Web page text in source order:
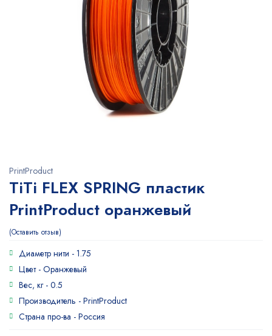
PrintProduct
TiTi FLEX SPRING пластик
PrintProduct оранжевый
Оставить отзыв
Диаметр нити - 1.75
Цвет - Оранжевый
Вес, кг - 0.5
Производитель - PrintProduct
Страна про-ва - Россия